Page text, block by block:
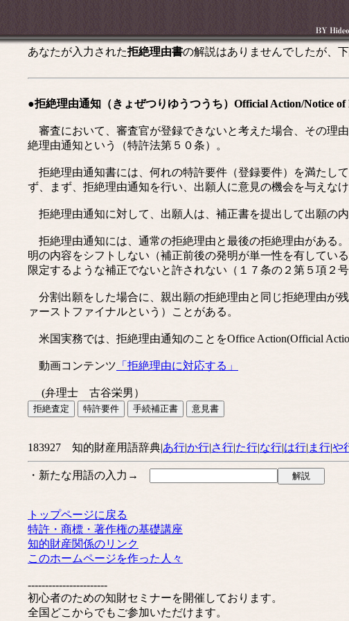
あなたが入力された拒絶理由書の解説はありませんでしたが、
●拒絶理由通知（きょぜつりゆうつうち）Official Action/Notice of
審査において、審査官が登録できないと考えた場合、その理
絶理由通知という（特許法第５０条）。
拒絶理由通知書には、何れの特許要件（登録要件）を満たし
ず、まず、拒絶理由通知を行い、出願人に意見の機会を与えなけ
拒絶理由通知に対して、出願人は、補正書を提出して出願の
拒絶理由通知には、通常の拒絶理由と最後の拒絶理由がある
明の内容をシフトしない（補正前後の発明が単一性を有してい
限定するような補正でないと許されない（１７条の２第５項２号
分割出願をした場合に、親出願の拒絶理由と同じ拒絶理由が
ァーストファイナルという）ことがある。
米国実務では、拒絶理由通知のことをOffice Action(Official
動画コンテンツ 「拒絶理由に対応する」
(弁理士 古谷栄男）
183927 知的財産用語辞典|あ行|か行|さ行|た行|な行|は行| ま行|や
・新たな用語の入力→
トップページに戻る
特許・商標・著作権の基礎講座
知的財産関係のリンク
このホームページを作った人々
-----------------------
初心者のための知財セミナーを開催しております。
全国どこからでもご参加いただけます。